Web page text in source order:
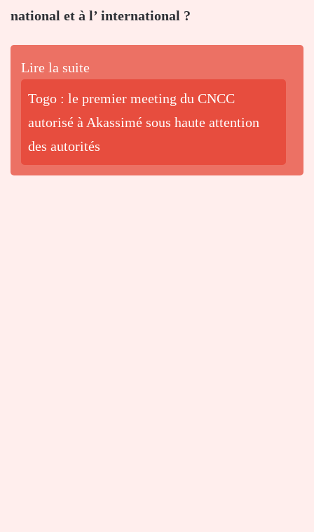
national et à l’ international ?
Lire la suite
Togo : le premier meeting du CNCC
autorisé à Akassimé sous haute attention
des autorités